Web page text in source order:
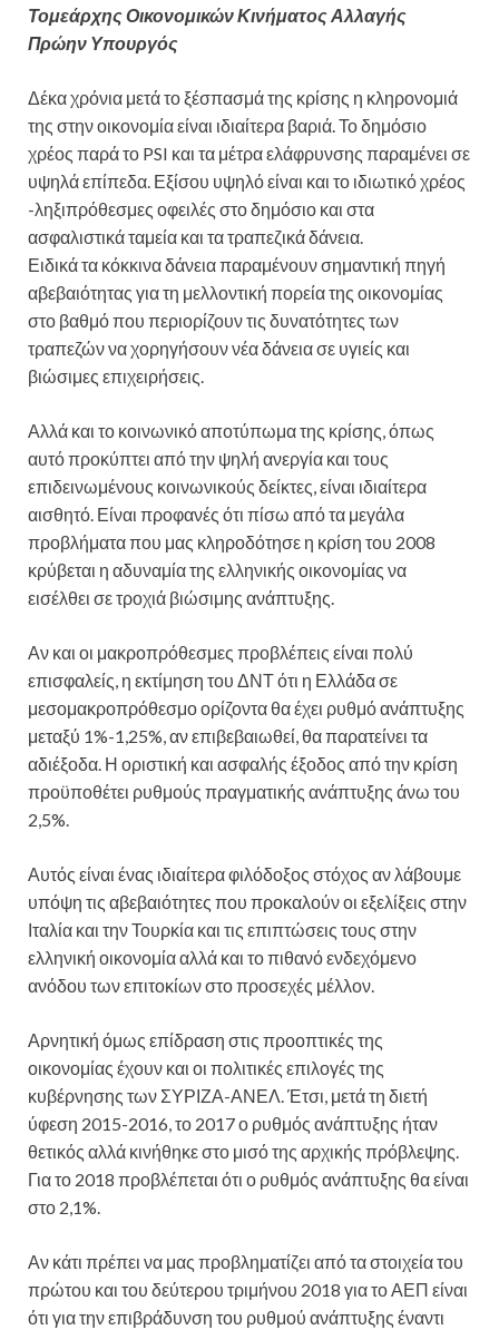
Τομεάρχης Οικονομικών Κινήματος Αλλαγής
Πρώην Υπουργός
Δέκα χρόνια μετά το ξέσπασμά της κρίσης η κληρονομιά
της στην οικονομία είναι ιδιαίτερα βαριά. Το δημόσιο
χρέος παρά το PSI και τα μέτρα ελάφρυνσης παραμένει σε
υψηλά επίπεδα. Εξίσου υψηλό είναι και το ιδιωτικό χρέος
-ληξιπρόθεσμες οφειλές στο δημόσιο και στα
ασφαλιστικά ταμεία και τα τραπεζικά δάνεια.
Ειδικά τα κόκκινα δάνεια παραμένουν σημαντική πηγή
αβεβαιότητας για τη μελλοντική πορεία της οικονομίας
στο βαθμό που περιορίζουν τις δυνατότητες των
τραπεζών να χορηγήσουν νέα δάνεια σε υγιείς και
βιώσιμες επιχειρήσεις.
Αλλά και το κοινωνικό αποτύπωμα της κρίσης, όπως
αυτό προκύπτει από την ψηλή ανεργία και τους
επιδεινωμένους κοινωνικούς δείκτες, είναι ιδιαίτερα
αισθητό. Είναι προφανές ότι πίσω από τα μεγάλα
προβλήματα που μας κληροδότησε η κρίση του 2008
κρύβεται η αδυναμία της ελληνικής οικονομίας να
εισέλθει σε τροχιά βιώσιμης ανάπτυξης.
Αν και οι μακροπρόθεσμες προβλέπεις είναι πολύ
επισφαλείς, η εκτίμηση του ΔΝΤ ότι η Ελλάδα σε
μεσομακροπρόθεσμο ορίζοντα θα έχει ρυθμό ανάπτυξης
μεταξύ 1%-1,25%, αν επιβεβαιωθεί, θα παρατείνει τα
αδιέξοδα. Η οριστική και ασφαλής έξοδος από την κρίση
προϋποθέτει ρυθμούς πραγματικής ανάπτυξης άνω του
2,5%.
Αυτός είναι ένας ιδιαίτερα φιλόδοξος στόχος αν λάβουμε
υπόψη τις αβεβαιότητες που προκαλούν οι εξελίξεις στην
Ιταλία και την Τουρκία και τις επιπτώσεις τους στην
ελληνική οικονομία αλλά και το πιθανό ενδεχόμενο
ανόδου των επιτοκίων στο προσεχές μέλλον.
Αρνητική όμως επίδραση στις προοπτικές της
οικονομίας έχουν και οι πολιτικές επιλογές της
κυβέρνησης των ΣΥΡΙΖΑ-ΑΝΕΛ. Έτσι, μετά τη διετή
ύφεση 2015-2016, το 2017 ο ρυθμός ανάπτυξης ήταν
θετικός αλλά κινήθηκε στο μισό της αρχικής πρόβλεψης.
Για το 2018 προβλέπεται ότι ο ρυθμός ανάπτυξης θα είναι
στο 2,1%.
Αν κάτι πρέπει να μας προβληματίζει από τα στοιχεία του
πρώτου και του δεύτερου τριμήνου 2018 για το ΑΕΠ είναι
ότι για την επιβράδυνση του ρυθμού ανάπτυξης έναντι